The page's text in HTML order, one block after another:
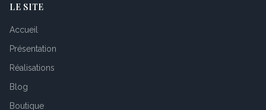
LE SITE
Accueil
Présentation
Réalisations
Blog
Boutique